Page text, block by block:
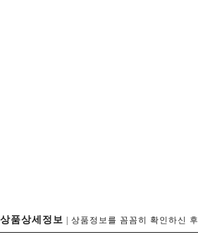
상품상세정보 | 상품정보를 꼼꼼히 확인하신